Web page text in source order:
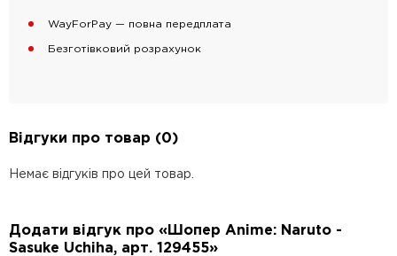
WayForPay — повна передплата
Безготівковий розрахунок
Відгуки про товар (0)
Немає відгуків про цей товар.
Додати відгук про «Шопер Anime: Naruto -
Sasuke Uchiha, арт. 129455»